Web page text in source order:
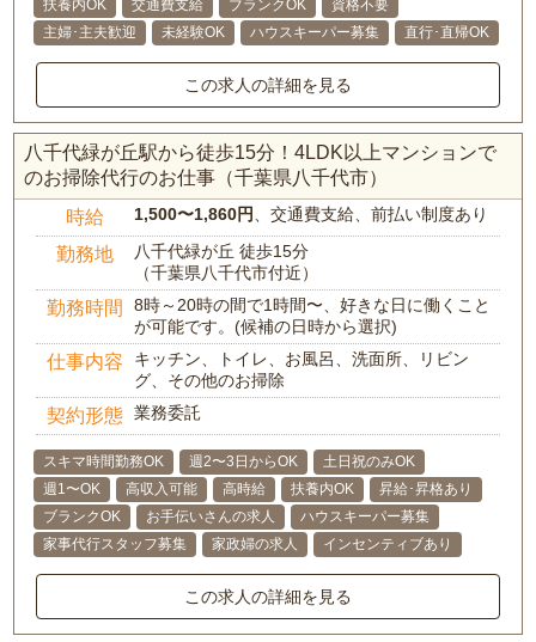
扶養内OK 交通費支給 ブランクOK
資格不要
主婦･主夫歓迎
未経験OK ハウスキーパー募集 直行･直帰OK
この求人の詳細を見る
八千代緑が丘駅から徒歩15分！4LDK以上マンションで
のお掃除代行のお仕事（千葉県八千代市）
時給 1,500〜1,860円 、交通費支給、前払い制度あり
勤務地
八千代緑が丘 徒歩15分
（千葉県八千代市付近）
勤務時間
8時～20時の間で1時間〜、好きな日に働くこと
が可能です。(候補の日時から選択)
仕事内容
キッチン、トイレ、お風呂、洗面所、リビン
グ、その他のお掃除
契約形態 業務委託
スキマ時間勤務OK 週2〜3日からOK
土日祝のみOK
週1〜OK
高収入可能 高時給 扶養内OK
昇給･昇格あり
ブランクOK
お手伝いさんの求人
ハウスキーパー募集
家事代行スタッフ募集
家政婦の求人 インセンティブあり
この求人の詳細を見る